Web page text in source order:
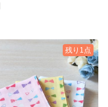
残り1点